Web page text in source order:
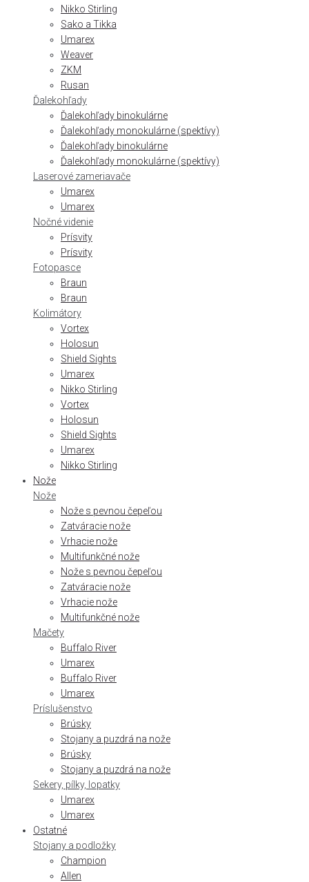
Nikko Stirling
Sako a Tikka
Umarex
Weaver
ZKM
Rusan
Ďalekohľady
Ďalekohľady binokulárne
Ďalekohľady monokulárne (spektívy)
Ďalekohľady binokulárne
Ďalekohľady monokulárne (spektívy)
Laserové zameriavače
Umarex
Umarex
Nočné videnie
Prísvity
Prísvity
Fotopasce
Braun
Braun
Kolimátory
Vortex
Holosun
Shield Sights
Umarex
Nikko Stirling
Vortex
Holosun
Shield Sights
Umarex
Nikko Stirling
Nože
Nože
Nože s pevnou čepeľou
Zatváracie nože
Vrhacie nože
Multifunkčné nože
Nože s pevnou čepeľou
Zatváracie nože
Vrhacie nože
Multifunkčné nože
Mačety
Buffalo River
Umarex
Buffalo River
Umarex
Príslušenstvo
Brúsky
Stojany a puzdrá na nože
Brúsky
Stojany a puzdrá na nože
Sekery, pílky, lopatky
Umarex
Umarex
Ostatné
Stojany a podložky
Champion
Allen